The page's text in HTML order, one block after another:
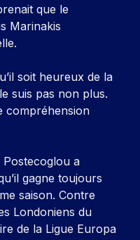
que le
Marinakis
soit heureux de la
suis pas non plus.
compréhension
a
gagne toujours
saison. Contre
Londoniens du
de la Ligue Europa